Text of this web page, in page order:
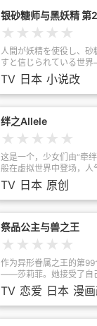
的志业，也立志成为一名
须在一年一度的王都品评
职人的实力。在前往王都
妖精夏尔作为她的护卫
领了得，但由于他讲话刻
总是和安争吵不休。然
间，安逐渐希望能和他成
场，克服困难情势，身为
苹果指引的少女与妖精，
人童话故事。
银砂糖师与黑妖精 第
★ ★ ★ ★ ★
人間が妖精を使役し、砂
すと信じられている世
糖菓子を作る特別な砂糖
目指す少女・アンが旅の
は、戦士妖精・シャルだ
が、傍にいることを約束
ンは心惹かれ、シャルも
様々な困難を共に乗り越
がえのない存在となる二
ンは二度目の砂糖菓子品
され、ついに銀砂糖師の
陰で、シャルはアンを妬
に、ペイジ工房の長の娘
身となり、アンのもとか
茫然としながらも、自ら
すことを決意するアン。
TV 日本 小说改
绊之Allele
★ ★ ★ ★ ★
这是一个，少女们由“牵
般在虚拟世界中登场，人
在蝉联5年“Virtual Grid
（Lapin d'Or）后，突然
去此后时间流逝——这里
优秀人才设立的学校，
集在此，每日为了各自的
揣着这份对Kizuna AI的
园。今后她遇见的人们
绪，经历着自己的学园时
好了吗）?——
TV 日本 原创
祭品公主与兽之王
★ ★ ★ ★ ★
作为异形眷属之王的第
——莎莉菲。她接受了自
仪式。然而在那里，她却
被万众恐惧的国王“莱昂
被迎娶为妃子。
TV 恋爱 日本 漫